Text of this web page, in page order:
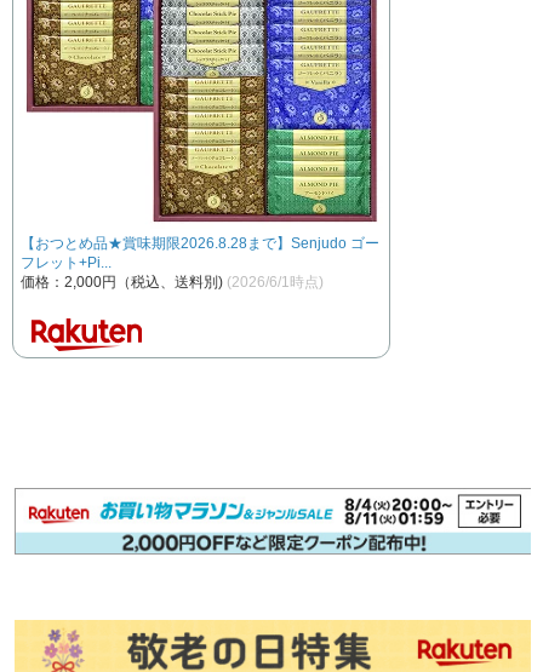
【おつとめ品★賞味期限2026.8.28まで】Senjudo ゴー
フレット+Pi...
価格：2,000円（税込、送料別) (2026/6/1時点)